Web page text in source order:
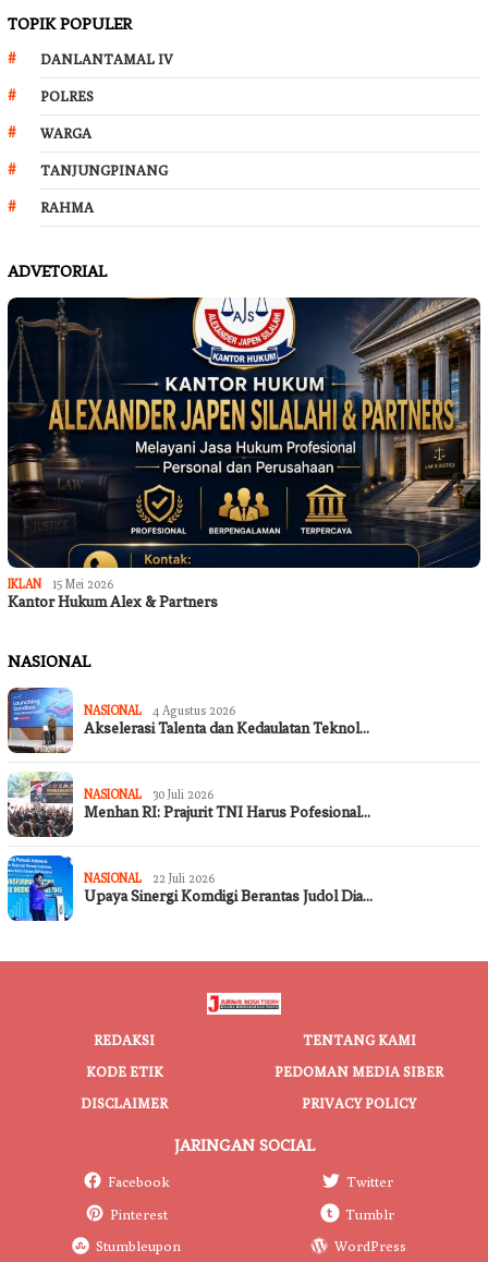
TOPIK POPULER
DANLANTAMAL IV
POLRES
WARGA
TANJUNGPINANG
RAHMA
ADVETORIAL
IKLAN 15 Mei 2026
Kantor Hukum Alex & Partners
NASIONAL
NASIONAL 4 Agustus 2026
Akselerasi Talenta dan Kedaulatan Teknol…
NASIONAL 30 Juli 2026
Menhan RI: Prajurit TNI Harus Pofesional…
NASIONAL 22 Juli 2026
Upaya Sinergi Komdigi Berantas Judol Dia…
REDAKSI
TENTANG KAMI
KODE ETIK
PEDOMAN MEDIA SIBER
DISCLAIMER
PRIVACY POLICY
JARINGAN SOCIAL
Facebook
Twitter
Pinterest
Tumblr
Stumbleupon
WordPress